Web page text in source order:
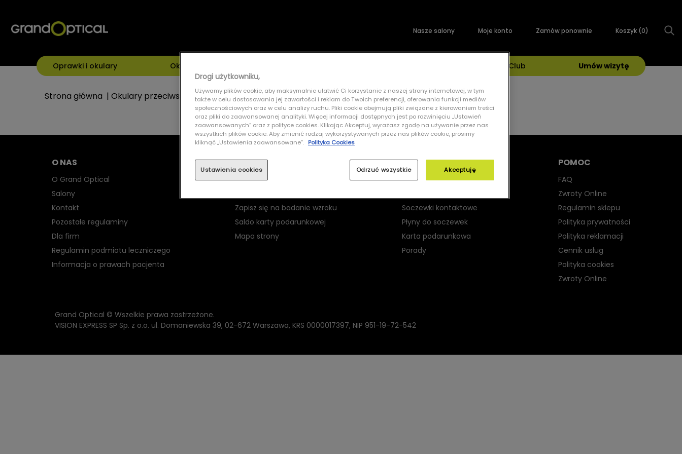
Nasze salony Moje konto Zamów ponownie Koszyk (0)
Oprawki i okulary Okulary przeciwsłoneczne Grand Optical Club Umów wizytę
Strona główna | Okulary przeciwsłoneczne|NATIVE 0XD9001 900107
O NAS
O Grand Optical
Salony
Kontakt
Pozostałe regulaminy
Dla firm
Regulamin podmiotu leczniczego
Informacja o prawach pacjenta
MOJE GRAND OPTICAL
Logowanie
Zapisz się na badanie wzroku
Saldo karty podarunkowej
Mapa strony
PRODUKTY
Okulary korekcyjne
Soczewki kontaktowe
Płyny do soczewek
Karta podarunkowa
Porady
POMOC
FAQ
Zwroty Online
Regulamin sklepu
Polityka prywatności
Polityka reklamacji
Cennik usług
Polityka cookies
Zwroty Online
Grand Optical © Wszelkie prawa zastrzeżone.
VISION EXPRESS SP Sp. z o.o. ul. Domaniewska 39, 02-672 Warszawa, KRS 0000017397, NIP 951-19-72-542
Drogi użytkowniku,
Używamy plików cookie, aby maksymalnie ułatwić Ci korzystanie z naszej strony internetowej, w tym
także w celu dostosowania jej zawartości i reklam do Twoich preferencji, oferowania funkcji mediów
społecznościowych oraz w celu analizy ruchu. Pliki cookie obejmują pliki związane z kierowaniem treści
oraz pliki do zaawansowanej analityki. Więcej informacji dostępnych jest po rozwinięciu „Ustawień
zaawansowanych” oraz z polityce cookies. Klikając Akceptuj, wyrażasz zgodę na używanie przez nas
wszystkich plików cookie. Aby zmienić rodzaj wykorzystywanych przez nas plików cookie, prosimy
kliknąć „Ustawienia zaawansowane”. Polityka Cookies
Ustawienia cookies Odrzuć wszystkie Akceptuję